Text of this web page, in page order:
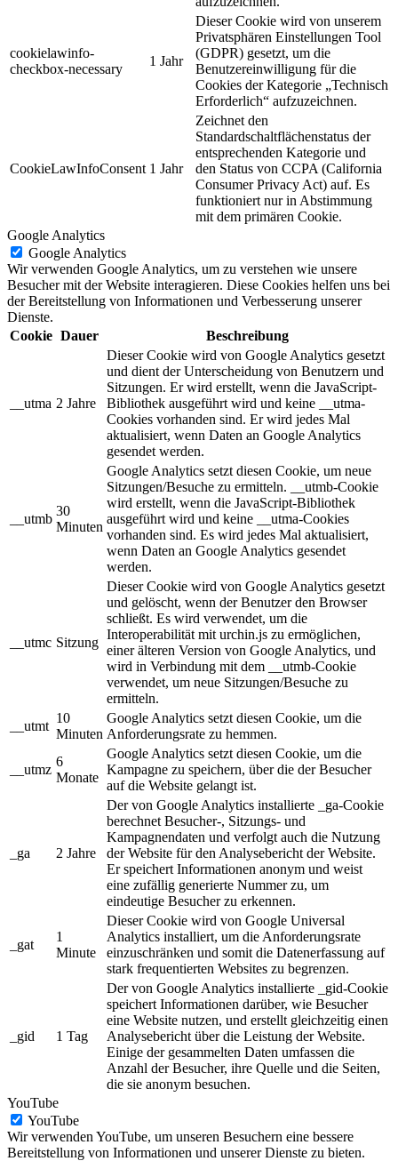
cookielawinfo-
checkbox-necessary
1 Jahr
Dieser Cookie wird von unserem
Privatsphären Einstellungen Tool
(GDPR) gesetzt, um die
Benutzereinwilligung für die
Cookies der Kategorie „Technisch
Erforderlich“ aufzuzeichnen.
CookieLawInfoConsent 1 Jahr
Zeichnet den
Standardschaltflächenstatus der
entsprechenden Kategorie und
den Status von CCPA (California
Consumer Privacy Act) auf. Es
funktioniert nur in Abstimmung
mit dem primären Cookie.
Google Analytics
Google Analytics
Wir verwenden Google Analytics, um zu verstehen wie unsere
Besucher mit der Website interagieren. Diese Cookies helfen uns bei
der Bereitstellung von Informationen und Verbesserung unserer
Dienste.
Cookie Dauer Beschreibung
__utma 2 Jahre
Dieser Cookie wird von Google Analytics gesetzt
und dient der Unterscheidung von Benutzern und
Sitzungen. Er wird erstellt, wenn die JavaScript-
Bibliothek ausgeführt wird und keine __utma-
Cookies vorhanden sind. Er wird jedes Mal
aktualisiert, wenn Daten an Google Analytics
gesendet werden.
__utmb
30
Minuten
Google Analytics setzt diesen Cookie, um neue
Sitzungen/Besuche zu ermitteln. __utmb-Cookie
wird erstellt, wenn die JavaScript-Bibliothek
ausgeführt wird und keine __utma-Cookies
vorhanden sind. Es wird jedes Mal aktualisiert,
wenn Daten an Google Analytics gesendet
werden.
__utmc Sitzung
Dieser Cookie wird von Google Analytics gesetzt
und gelöscht, wenn der Benutzer den Browser
schließt. Es wird verwendet, um die
Interoperabilität mit urchin.js zu ermöglichen,
einer älteren Version von Google Analytics, und
wird in Verbindung mit dem __utmb-Cookie
verwendet, um neue Sitzungen/Besuche zu
ermitteln.
__utmt
10
Minuten
Google Analytics setzt diesen Cookie, um die
Anforderungsrate zu hemmen.
__utmz
6
Monate
Google Analytics setzt diesen Cookie, um die
Kampagne zu speichern, über die der Besucher
auf die Website gelangt ist.
_ga 2 Jahre
Der von Google Analytics installierte _ga-Cookie
berechnet Besucher-, Sitzungs- und
Kampagnendaten und verfolgt auch die Nutzung
der Website für den Analysebericht der Website.
Er speichert Informationen anonym und weist
eine zufällig generierte Nummer zu, um
eindeutige Besucher zu erkennen.
_gat
1
Minute
Dieser Cookie wird von Google Universal
Analytics installiert, um die Anforderungsrate
einzuschränken und somit die Datenerfassung auf
stark frequentierten Websites zu begrenzen.
_gid 1 Tag
Der von Google Analytics installierte _gid-Cookie
speichert Informationen darüber, wie Besucher
eine Website nutzen, und erstellt gleichzeitig einen
Analysebericht über die Leistung der Website.
Einige der gesammelten Daten umfassen die
Anzahl der Besucher, ihre Quelle und die Seiten,
die sie anonym besuchen.
YouTube
YouTube
Wir verwenden YouTube, um unseren Besuchern eine bessere
Bereitstellung von Informationen und unserer Dienste zu bieten.